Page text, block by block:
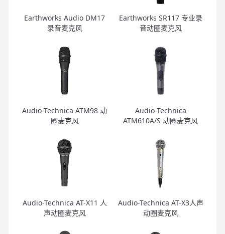
Earthworks Audio DM17
录音麦克风
Earthworks SR117 专业录
音动圈麦克风
Audio-Technica ATM98 动
圈麦克风
Audio-Technica
ATM610A/S 动圈麦克风
Audio-Technica AT-X11 人
声动圈麦克风
Audio-Technica AT-X3人声
动圈麦克风